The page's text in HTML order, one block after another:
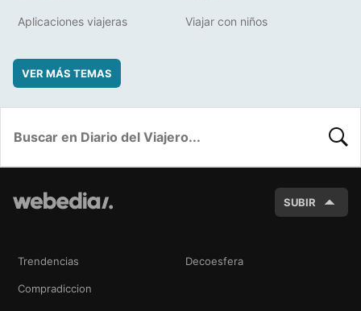
Aplicaciones viajeras Viajar con niños
VER MÁS TEMAS
SUBIR
Trendencias Decoesfera
Compradiccion